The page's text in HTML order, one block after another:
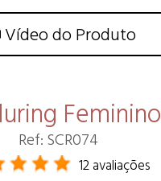
Vídeo do Produto
Ref: SCR074
12 avaliações